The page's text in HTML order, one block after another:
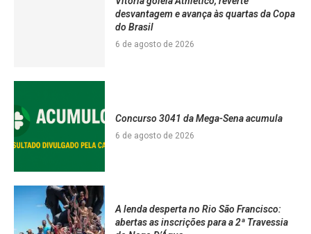
desvantagem e avança às quartas da Copa
do Brasil
6 de agosto de 2026
Concurso 3041 da Mega-Sena acumula
6 de agosto de 2026
A lenda desperta no Rio São Francisco:
abertas as inscrições para a 2ª Travessia